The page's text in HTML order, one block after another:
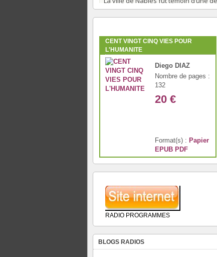
CENT VINGT CINQ VIES POUR
L'HUMANITE
Diego DIAZ
Nombre de pages :
132
20 €
Format(s) : Papier
EPUB PDF
RADIO PROGRAMMES
BLOGS RADIOS